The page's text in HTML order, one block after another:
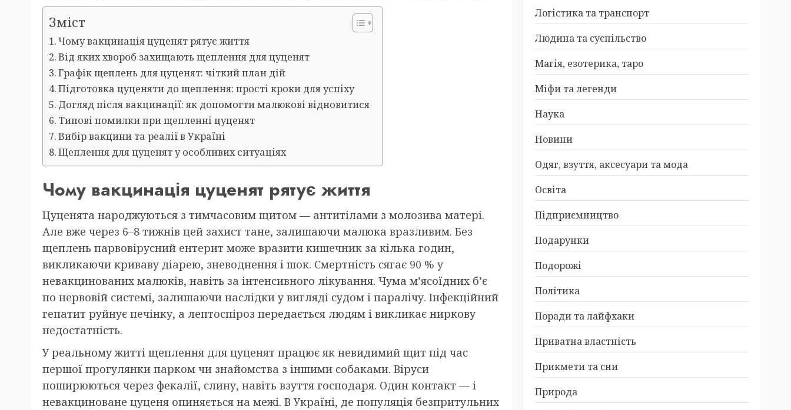
Зміст
Чому вакцинація цуценят рятує життя
Від яких хвороб захищають щеплення для цуценят
Графік щеплень для цуценят: чіткий план дій
Підготовка цуценяти до щеплення: прості кроки для успіху
Догляд після вакцинації: як допомогти малюкові відновитися
Типові помилки при щепленні цуценят
Вибір вакцини та реалії в Україні
Щеплення для цуценят у особливих ситуаціях
Чому вакцинація цуценят рятує життя
Цуценята народжуються з тимчасовим щитом — антитілами з молозива матері.
Але вже через 6–8 тижнів цей захист тане, залишаючи малюка вразливим. Без
щеплень парвовірусний ентерит може вразити кишечник за кілька годин,
викликаючи криваву діарею, зневоднення і шок. Смертність сягає 90 % у
невакцинованих малюків, навіть за інтенсивного лікування. Чума м’ясоїдних б’є
по нервовій системі, залишаючи наслідки у вигляді судом і паралічу. Інфекційний
гепатит руйнує печінку, а лептоспіроз передається людям і викликає ниркову
недостатність.
У реальному житті щеплення для цуценят працює як невидимий щит під час
першої прогулянки парком чи знайомства з іншими собаками. Віруси
поширюються через фекалії, слину, навіть взуття господаря. Один контакт — і
невакциноване цуценя опиняється на межі. В Україні, де популяція безпритульних
Логістика та транспорт
Людина та суспільство
Магія, езотерика, таро
Міфи та легенди
Наука
Новини
Одяг, взуття, аксесуари та мода
Освіта
Підприємництво
Подарунки
Подорожі
Політика
Поради та лайфхаки
Приватна властність
Прикмети та сни
Природа